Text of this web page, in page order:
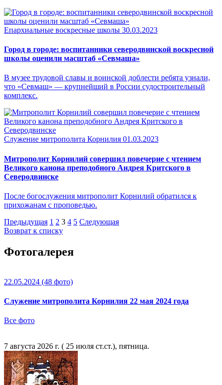
Епархиальные воскресные школы 30.03.2023
Город в городе: воспитанники северодвинской воскресной
школы оценили масштаб «Севмаша»
В музее трудовой славы и воинской доблести ребята узнали,
что «Севмаш» — крупнейший в России судостроительный
комплекс.
Служение митрополита Корнилия 01.03.2023
Митрополит Корнилий совершил повечерие с чтением
Великого канона преподобного Андрея Критского в
Северодвинске
После богослужения митрополит Корнилий обратился к
прихожанам с проповедью.
Предыдущая 1 2 3 4 5 Следующая
Возврат к списку
Фотогалерея
22.05.2024 (48 фото)
Служение митрополита Корнилия 22 мая 2024 года
Все фото
7 августа 2026 г. ( 25 июля ст.ст.), пятница.